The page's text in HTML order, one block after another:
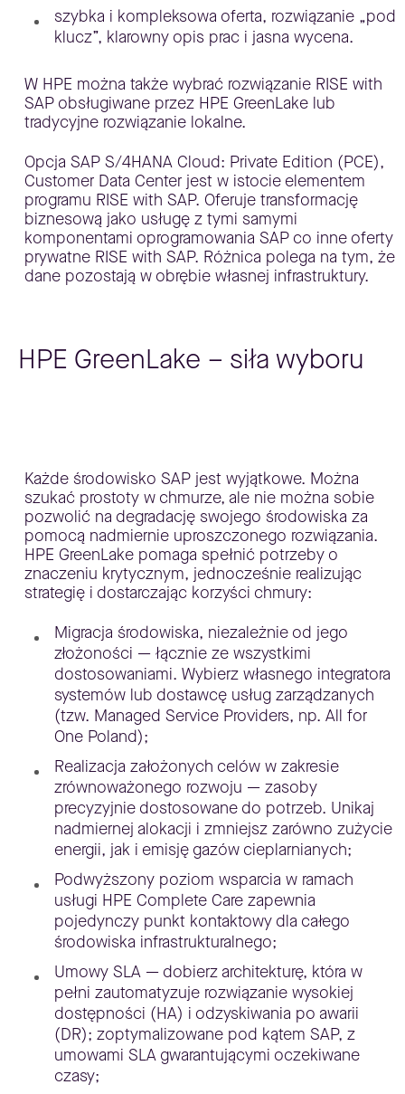
szybka i kompleksowa oferta, rozwiązanie „pod
klucz”, klarowny opis prac i jasna wycena.
W HPE można także wybrać rozwiązanie RISE with
SAP obsługiwane przez HPE GreenLake lub
tradycyjne rozwiązanie lokalne.
Opcja SAP S/4HANA Cloud: Private Edition (PCE),
Customer Data Center jest w istocie elementem
programu RISE with SAP. Oferuje transformację
biznesową jako usługę z tymi samymi
komponentami oprogramowania SAP co inne oferty
prywatne RISE with SAP. Różnica polega na tym, że
dane pozostają w obrębie własnej infrastruktury.
HPE GreenLake – siła wyboru
Każde środowisko SAP jest wyjątkowe. Można
szukać prostoty w chmurze, ale nie można sobie
pozwolić na degradację swojego środowiska za
pomocą nadmiernie uproszczonego rozwiązania.
HPE GreenLake pomaga spełnić potrzeby o
znaczeniu krytycznym, jednocześnie realizując
strategię i dostarczając korzyści chmury:
Migracja środowiska, niezależnie od jego
złożoności — łącznie ze wszystkimi
dostosowaniami. Wybierz własnego integratora
systemów lub dostawcę usług zarządzanych
(tzw. Managed Service Providers, np. All for
One Poland);
Realizacja założonych celów w zakresie
zrównoważonego rozwoju — zasoby
precyzyjnie dostosowane do potrzeb. Unikaj
nadmiernej alokacji i zmniejsz zarówno zużycie
energii, jak i emisję gazów cieplarnianych;
Podwyższony poziom wsparcia w ramach
usługi HPE Complete Care zapewnia
pojedynczy punkt kontaktowy dla całego
środowiska infrastrukturalnego;
Umowy SLA — dobierz architekturę, która w
pełni zautomatyzuje rozwiązanie wysokiej
dostępności (HA) i odzyskiwania po awarii
(DR); zoptymalizowane pod kątem SAP, z
umowami SLA gwarantującymi oczekiwane
czasy;